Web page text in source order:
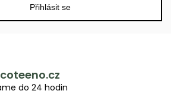
do 24 hodin
Přihlásit se